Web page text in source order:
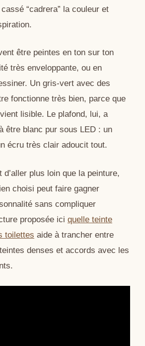
“cadrera” la couleur et
être peintes en ton sur ton
très enveloppante, ou en
Un gris-vert avec des
fonctionne très bien, parce que
lisible. Le plafond, lui, a
être blanc pur sous LED : un
écru très clair adoucit tout.
d’aller plus loin que la peinture,
choisi peut faire gagner
sans compliquer
proposée ici quelle teinte
toilettes aide à trancher entre
denses et accords avec les